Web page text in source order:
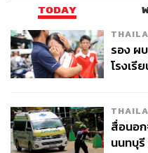
เครื่องมือการทำหน้าร้านอ
อร์และสต๊อกหลังบ้าน และเค
ผ่านช่องทางต่างๆ หรือจะเป็
โดย1 POINT = 1 บาทพร้อ
สามารถเข้าร่วมเพื่อรับพอย
ที่จะทำให้ลูกค้าเจอร้านค้าไ
บนแอปพลิเคชันLINEได้แ
LINE SHOPPING Official
TODAY
รอง ผ
โรงเรี
สื่อนอ
นนทบุ